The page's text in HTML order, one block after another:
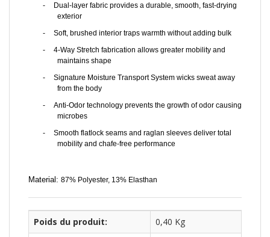
-
Dual-layer fabric provides a durable, smooth, fast-drying
exterior
-
Soft, brushed interior traps warmth without adding bulk
-
4-Way Stretch fabrication allows greater mobility and
maintains shape
-
Signature Moisture Transport System wicks sweat away
from the body
-
Anti-Odor technology prevents the growth of odor causing
microbes
-
Smooth flatlock seams and raglan sleeves deliver total
mobility and chafe-free performance
Material: 87% Polyester, 13% Elasthan
Poids du produit:
0,40 Kg